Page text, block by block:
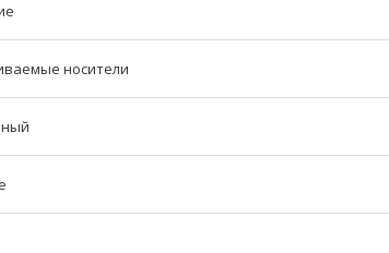
носители